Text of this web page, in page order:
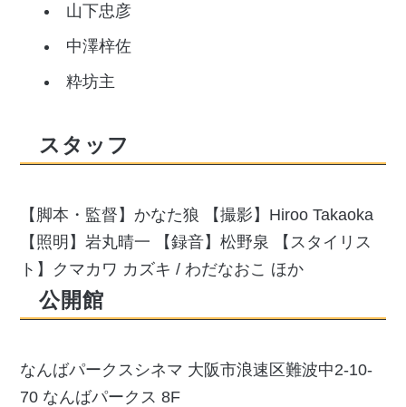
山下忠彦
中澤梓佐
粋坊主
スタッフ
【脚本・監督】かなた狼 【撮影】Hiroo Takaoka
【照明】岩丸晴一 【録音】松野泉 【スタイリス
ト】クマカワ カズキ / わだなおこ ほか
公開館
なんばパークスシネマ 大阪市浪速区難波中2-10-
70 なんばパークス 8F